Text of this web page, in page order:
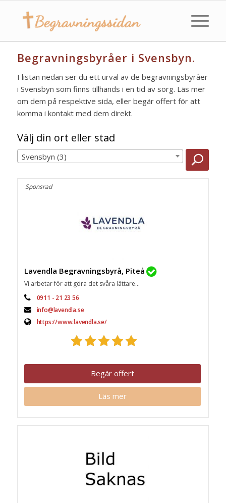
Begravningsbyråer i Svensbyn.
I listan nedan ser du ett urval av de begravningsbyråer
i Svensbyn som finns tillhands i en tid av sorg. Läs mer
om dem på respektive sida, eller begär offert för att
komma i kontakt med dem direkt.
Välj din ort eller stad
Svensbyn (3)
Sponsrad
Lavendla Begravningsbyrå, Piteå
Vi arbetar för att göra det svåra lättare...
0911 - 21 23 56
info@lavendla.se
https://www.lavendla.se/
Begär offert
Läs mer